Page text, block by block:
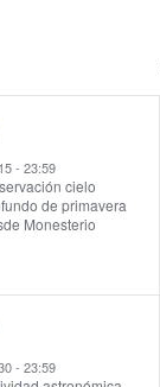
-23:59
cielo
de primavera
Monesterio
-23:59